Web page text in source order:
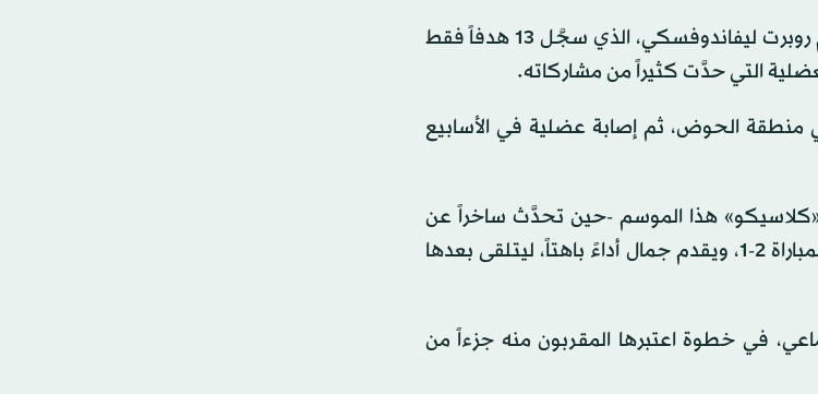
وبات جمال العنصر الأكثر ثباتاً في الخط الأمامي؛ خصوصاً في ظل تراجع أرقام روبرت ليفاندوفسكي، الذي سجَّل 13 هدفاً فقط
منطقة الحوض، ثم إصابة عضلية في الأسابيع
«كلاسيكو» هذا الموسم -حين تحدَّث ساخراً عن
استفادة ريال مدريد من التحكيم- ردود فعل واسعة، قبل أن يخسر برشلونة المباراة 2-1، ويقدم جمال أداءً باهتاً، ليتلقى بعدها
في خطوة اعتبرها المقربون منه جزءاً من